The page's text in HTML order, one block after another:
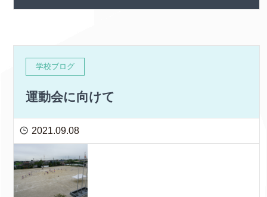
学校ブログ
運動会に向けて
2021.09.08